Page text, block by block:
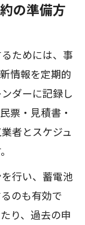
の準備方
ためには、事
情報を定期的
ダーに記録し
票・見積書・
者とスケジュ
行い、蓄電池
のも有効で
り、過去の申